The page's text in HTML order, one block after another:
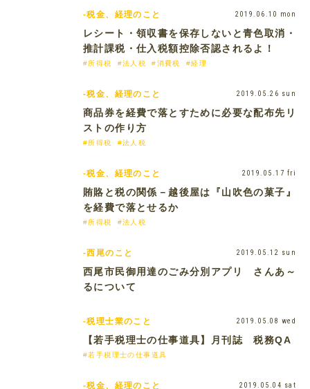
-税金、経理のこと 2019.06.10 mon
レシート・領収書を保存しないと青色取消・
推計課税・仕入税額控除否認されるよ！
#所得税 #法人税 #消費税 #経理
-税金、経理のこと 2019.05.26 sun
商品券を経費で落とすために必要な配布先リ
ストの作り方
#所得税 #法人税
-税金、経理のこと 2019.05.17 fri
賄賂と税の関係－越後屋は『山吹色の菓子』
を経費で落とせるか
#所得税 #法人税
-西尾のこと 2019.05.12 sun
西尾市民御用達のごみ分別アプリ さんあ～
るについて
-税理士業のこと 2019.05.08 wed
【若手税理士の仕事道具】月刊誌 税務QA
#若手税理士の仕事道具
-税金、経理のこと 2019.05.04 sat